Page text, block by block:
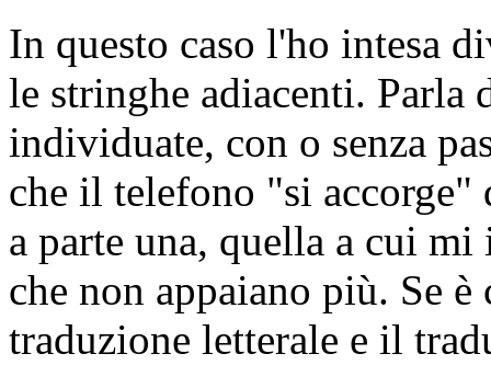
In questo caso l'ho intesa
le stringhe adiacenti. Parla
individuate, con o senza
che il telefono "si
a parte una, quella a cui
che non appaiano più. Se
traduzione letterale e il